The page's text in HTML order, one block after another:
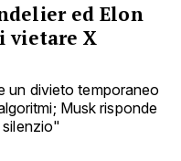
ed Elon
vietare X
un divieto temporaneo
Musk risponde